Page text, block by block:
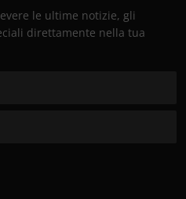
le ultime notizie, gli
direttamente nella tua